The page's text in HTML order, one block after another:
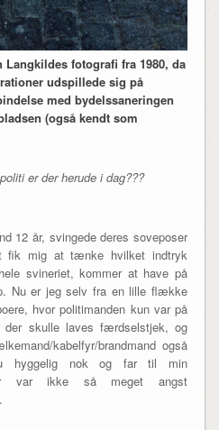
Langkildes fotografi fra 1980, da
udspillede sig på
med bydelssaneringen
(også kendt som
er der herude i dag???
12 år, svingede deres soveposer
fik mig at tænke hvilket indtryk
svineriet, kommer at have på
Nu er jeg selv fra en lille flække
hvor politimanden kun var på
skulle laves færdselstjek, og
kabelfyr/brandmand også
hyggelig nok og far til min
var ikke så meget angst